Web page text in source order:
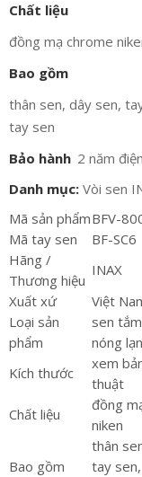
Chất liệu
đồng mạ chrome
Bao gồm
thân sen, dây sen,
tay sen
Bảo hành 2 năm
Danh mục: Vòi sen
Mã sản phẩmBFV-
Mã tay sen
BF-SC6
Hãng /
Thương hiệu
INAX
Xuất xứ
Việt
Loại sản
phẩm
sen
nóng
Kích thước
xem
thuật
Chất liệu
đồng
niken
Bao gồm
thân
tay